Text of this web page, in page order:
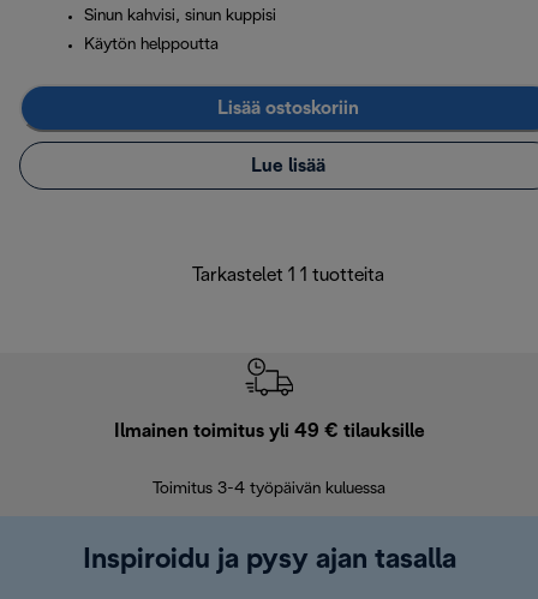
Sinun kahvisi, sinun kuppisi
Käytön helppoutta
Lisää ostoskoriin
Lue lisää
Tarkastelet 1 1 tuotteita
Ilmainen toimitus yli 49 € tilauksille
Toimitus 3-4 työpäivän kuluessa
Inspiroidu ja pysy ajan tasalla